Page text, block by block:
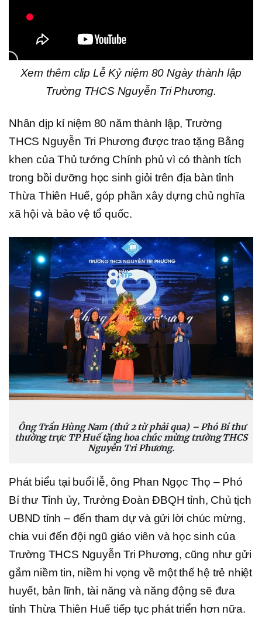
Xem thêm clip Lễ Kỷ niệm 80 Ngày thành lập
Trường THCS Nguyễn Tri Phương.
Nhân dịp kỉ niệm 80 năm thành lập, Trường
THCS Nguyễn Tri Phương được trao tặng Bằng
khen của Thủ tướng Chính phủ vì có thành tích
trong bồi dưỡng học sinh giỏi trên địa bàn tỉnh
Thừa Thiên Huế, góp phần xây dựng chủ nghĩa
xã hội và bảo vệ tổ quốc.
Ông Trần Hùng Nam (thứ 2 từ phải qua) – Phó Bí thư
thường trực TP Huế tặng hoa chúc mừng trường THCS
Nguyễn Tri Phương.
Phát biểu tại buổi lễ, ông Phan Ngọc Thọ – Phó
Bí thư Tỉnh ủy, Trưởng Đoàn ĐBQH tỉnh, Chủ tịch
UBND tỉnh – đến tham dự và gửi lời chúc mừng,
chia vui đến đội ngũ giáo viên và học sinh của
Trường THCS Nguyễn Tri Phương, cũng như gửi
gắm niềm tin, niềm hi vọng về một thế hệ trẻ nhiệt
huyết, bản lĩnh, tài năng và năng động sẽ đưa
tỉnh Thừa Thiên Huế tiếp tục phát triển hơn nữa.